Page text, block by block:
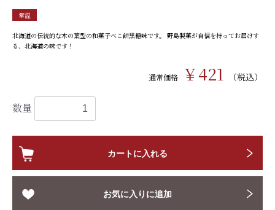
常温
北海道の伝統的な木の葉型の和菓子べこ餅黒糖味です。 野島製菓が自信を持ってお届けす
る、北海道の味です！
通常価格 ￥421 （税込）
数量
カートに入れる
お気に入りに追加